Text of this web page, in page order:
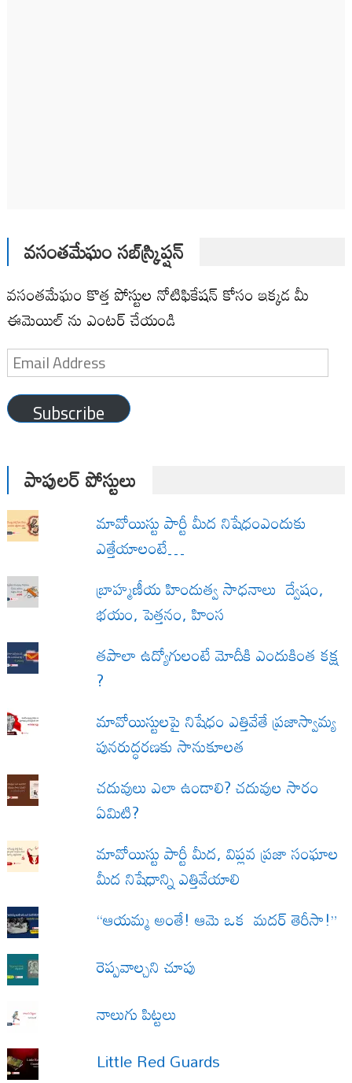
వసంతమేఘం సబ్‌స్క్రిప్షన్
వసంతమేఘం కొత్త పోస్టుల నోటిఫికేషన్ కోసం ఇక్కడ మీ
ఈమెయిల్ ను ఎంటర్ చేయండి
Email
Address
Subscribe
పాపులర్ పోస్టులు
మావోయిస్టు పార్టీ మీద నిషేధంఎందుకు
ఎత్తేయాలంటే…
బ్రాహ్మణీయ హిందుత్వ సాధనాలు ద్వేషం,
భయం, పెత్తనం, హింస
త‌పాలా ఉద్యోగులంటే మోదీకి ఎందుకింత కక్ష
?
మావోయిస్టులపై నిషేధం ఎత్తివేతే ప్రజాస్వామ్య
పునరుద్ధరణకు సానుకూలత
చదువులు ఎలా ఉండాలి? చదువుల సారం
ఏమిటి?
మావోయిస్టు పార్టీ మీద, విప్లవ ప్రజా సంఘాల
మీద నిషేధాన్ని ఎత్తివేయాలి
“ఆయమ్మ అంతే! ఆమె ఒక మదర్ తెరీసా!”
రెప్పవాల్చని చూపు
నాలుగు పిట్టలు
Little Red Guards